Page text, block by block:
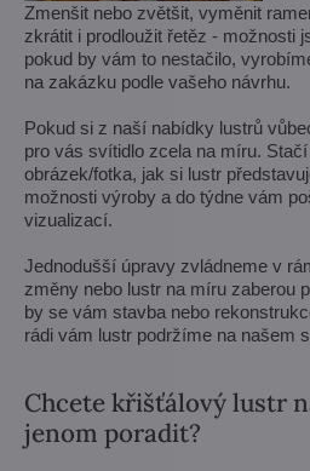
Zmenšit nebo zvětšit, vyměnit
zkrátit i prodloužit řetěz - možnosti
pokud by vám to nestačilo,
na zakázku podle vašeho návrhu.
Pokud si z naší nabídky lustrů
pro vás svítidlo zcela na míru.
obrázek/fotka, jak si lustr
možnosti výroby a do týdne vám
vizualizací.
Jednodušší úpravy zvládneme v
změny nebo lustr na míru zaberou
by se vám stavba nebo
rádi vám lustr podržíme na našem
Chcete křišťálový lustr
jenom poradit?